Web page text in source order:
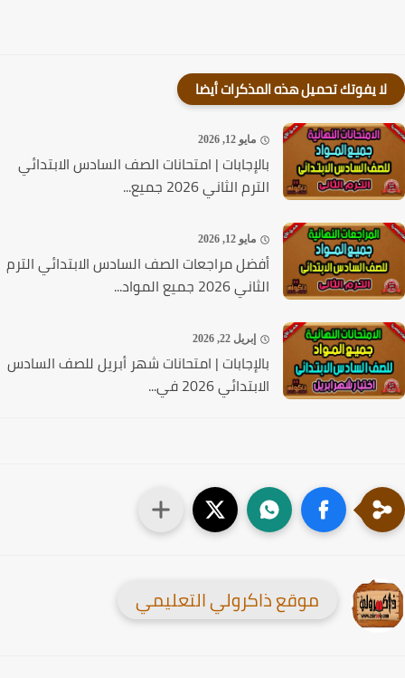
لا يفوتك تحميل هذه المذكرات أيضا
مايو 12, 2026
بالإجابات | امتحانات الصف السادس الابتدائي
الترم الثاني 2026 جميع...
مايو 12, 2026
أفضل مراجعات الصف السادس الابتدائي الترم
الثاني 2026 جميع المواد...
إبريل 22, 2026
بالإجابات | امتحانات شهر أبريل للصف السادس
الابتدائي 2026 في...
موقع ذاكرولي التعليمي